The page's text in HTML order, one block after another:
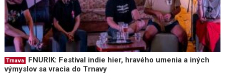
Trnava
FNURIK: Festival indie hier, hravého umenia a iných
výmyslov sa vracia do Trnavy